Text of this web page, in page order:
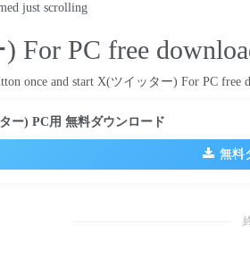
just scrolling
) For PC free
once and start X(ツイッター) For PC free
ー) PC用 無料ダウンロード
無料